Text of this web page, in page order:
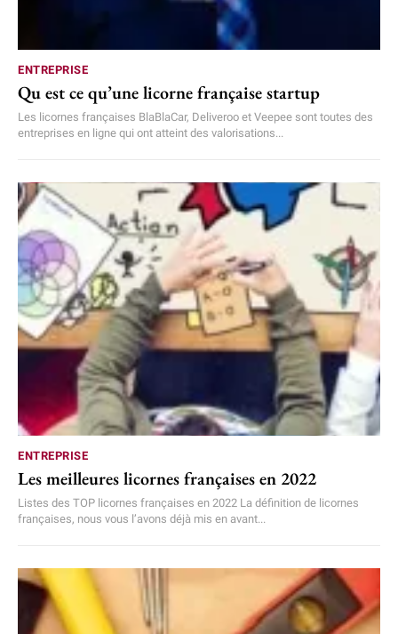
ENTREPRISE
Qu est ce qu’une licorne française startup
Les licornes françaises BlaBlaCar, Deliveroo et Veepee sont toutes des
entreprises en ligne qui ont atteint des valorisations...
ENTREPRISE
Les meilleures licornes françaises en 2022
Listes des TOP licornes françaises en 2022 La définition de licornes
françaises, nous vous l’avons déjà mis en avant...